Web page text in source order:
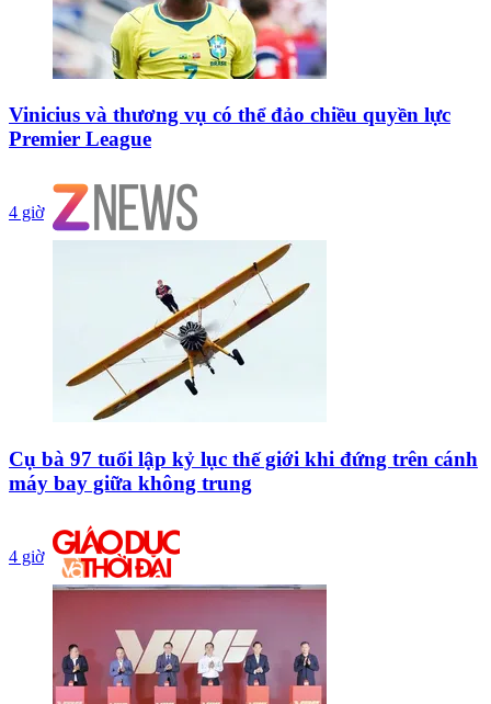
Vinicius và thương vụ có thể đảo chiều quyền lực
Premier League
4 giờ
Cụ bà 97 tuổi lập kỷ lục thế giới khi đứng trên cánh
máy bay giữa không trung
4 giờ